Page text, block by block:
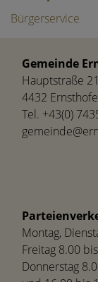
Bürgerservice
Gemeinde
Hauptstraße 21
4432
Tel. +43(0)
Montag,
Freitag 8.00
Donnerstag